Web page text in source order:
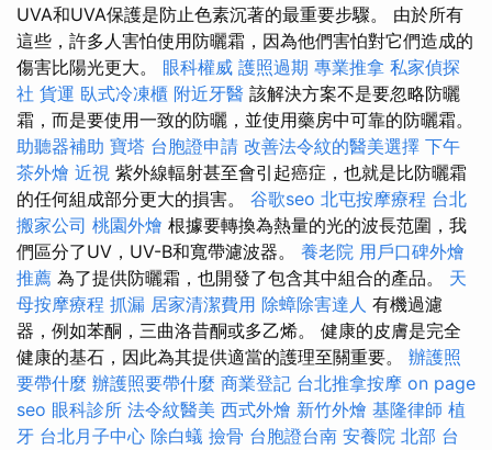
UVA和UVA保護是防止色素沉著的最重要步驟。 由於所有
這些，許多人害怕使用防曬霜，因為他們害怕對它們造成的
傷害比陽光更大。 眼科權威 護照過期 專業推拿 私家偵探
社 貨運 臥式冷凍櫃 附近牙醫 該解決方案不是要忽略防曬
霜，而是要使用一致的防曬，並使用藥房中可靠的防曬霜。
助聽器補助 寶塔 台胞證申請 改善法令紋的醫美選擇 下午
茶外燴 近視 紫外線輻射甚至會引起癌症，也就是比防曬霜
的任何組成部分更大的損害。 谷歌seo 北屯按摩療程 台北
搬家公司 桃園外燴 根據要轉換為熱量的光的波長范圍，我
們區分了UV，UV-B和寬帶濾波器。 養老院 用戶口碑外燴
推薦 為了提供防曬霜，也開發了包含其中組合的產品。 天
母按摩療程 抓漏 居家清潔費用 除蟑除害達人 有機過濾
器，例如苯酮，三曲洛昔酮或多乙烯。 健康的皮膚是完全
健康的基石，因此為其提供適當的護理至關重要。 辦護照
要帶什麼 辦護照要帶什麼 商業登記 台北推拿按摩 on page
seo 眼科診所 法令紋醫美 西式外燴 新竹外燴 基隆律師 植
牙 台北月子中心 除白蟻 撿骨 台胞證台南 安養院 北部 台